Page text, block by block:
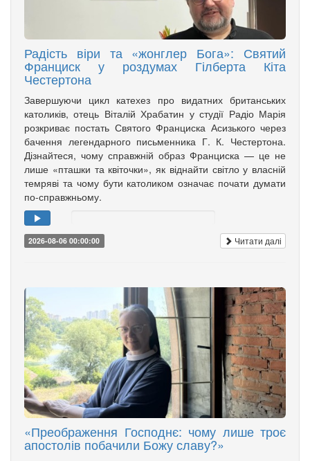
Радість віри та «жонглер Бога»: Святий
Франциск у роздумах Гілберта Кіта
Честертона
Завершуючи цикл катехез про видатних британських
католиків, отець Віталій Храбатин у студії Радіо Марія
розкриває постать Святого Франциска Асизького через
бачення легендарного письменника Г. К. Честертона.
Дізнайтеся, чому справжній образ Франциска — це не
лише «пташки та квіточки», як віднайти світло у власній
темряві та чому бути католиком означає почати думати
по-справжньому.
2026-08-06 00:00:00 Читати далі
«Преображення Господнє: чому лише троє
апостолів побачили Божу славу?»